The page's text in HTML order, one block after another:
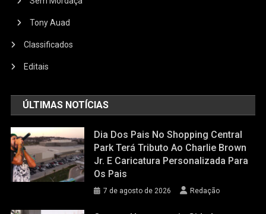
Tony Auad
Classificados
Editais
ÚLTIMAS NOTÍCIAS
Dia Dos Pais No Shopping Central
Park Terá Tributo Ao Charlie Brown
Jr. E Caricatura Personalizada Para
Os Pais
7 de agosto de 2026 Redação